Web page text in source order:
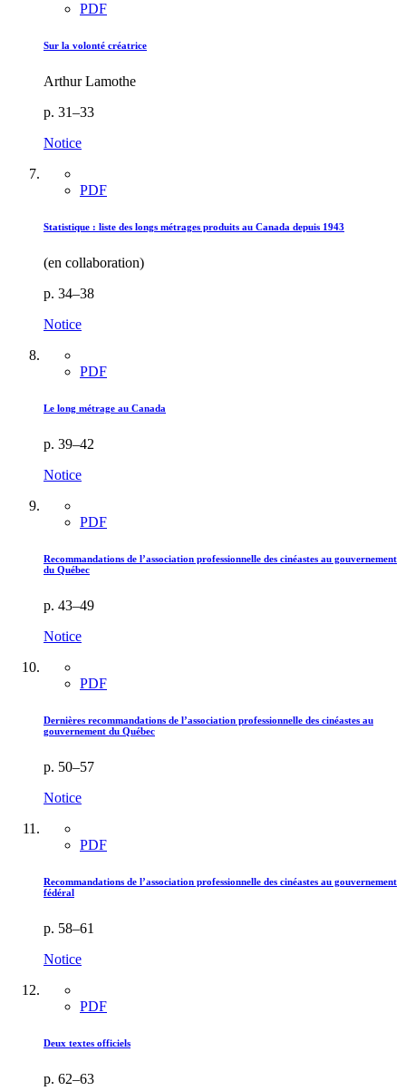
PDF
Sur la volonté créatrice
Arthur Lamothe
p. 31–33
Notice
PDF
Statistique : liste des longs métrages produits au Canada depuis 1943
(en collaboration)
p. 34–38
Notice
PDF
Le long métrage au Canada
p. 39–42
Notice
PDF
Recommandations de l’association professionnelle des cinéastes au gouvernement
du Québec
p. 43–49
Notice
PDF
Dernières recommandations de l’association professionnelle des cinéastes au
gouvernement du Québec
p. 50–57
Notice
PDF
Recommandations de l’association professionnelle des cinéastes au gouvernement
fédéral
p. 58–61
Notice
PDF
Deux textes officiels
p. 62–63